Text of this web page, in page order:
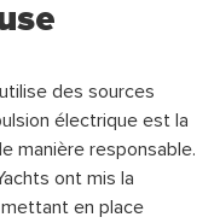
des sources
électrique est la
manière responsable.
ont mis la
en place